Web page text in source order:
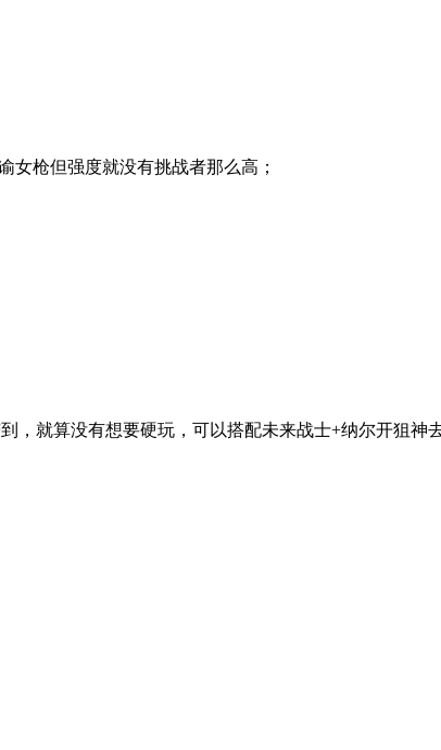
女枪但强度就没有挑战者那么高；
，就算没有想要硬玩，可以搭配未来战士+纳尔开狙神